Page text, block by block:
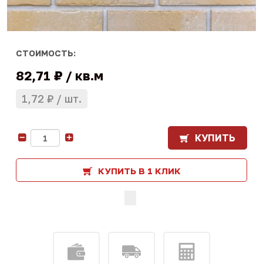
СТОИМОСТЬ:
82,71 ₽ кв.м
1,72 ₽ шт.
КУПИТЬ
КУПИТЬ В 1 КЛИК